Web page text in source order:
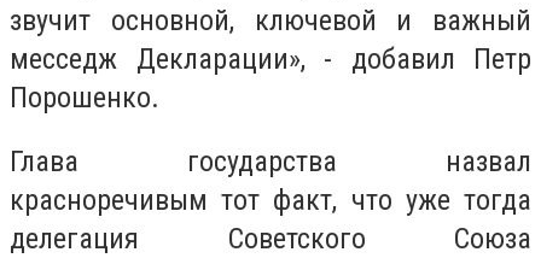
звучит основной, ключевой и важный
месседж Декларации», - добавил Петр
Порошенко.
Глава государства назвал
красноречивым тот факт, что уже тогда
делегация Советского Союза